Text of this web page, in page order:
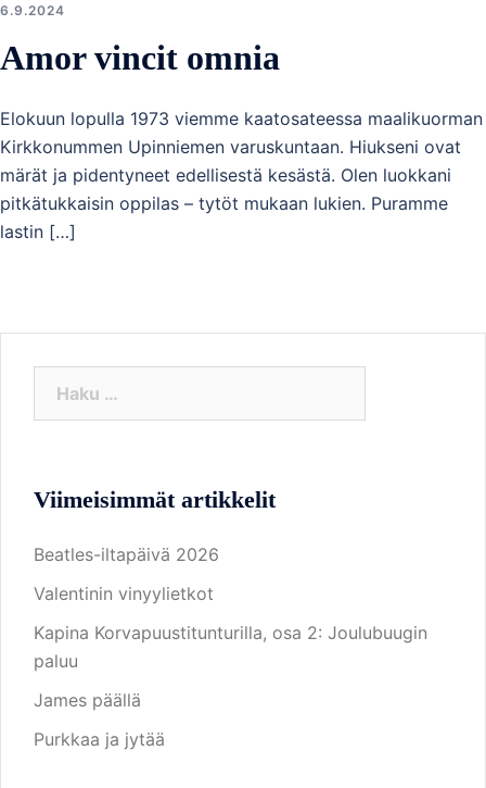
6.9.2024
Amor vincit omnia
Elokuun lopulla 1973 viemme kaatosateessa maalikuorman
Kirkkonummen Upinniemen varuskuntaan. Hiukseni ovat
märät ja pidentyneet edellisestä kesästä. Olen luokkani
pitkätukkaisin oppilas – tytöt mukaan lukien. Puramme
lastin […]
Viimeisimmät artikkelit
Beatles-iltapäivä 2026
Valentinin vinyylietkot
Kapina Korvapuustitunturilla, osa 2: Joulubuugin
paluu
James päällä
Purkkaa ja jytää